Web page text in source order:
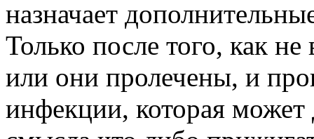
назначает
Только после того, как
или они пролечены, и
инфекции, которая может